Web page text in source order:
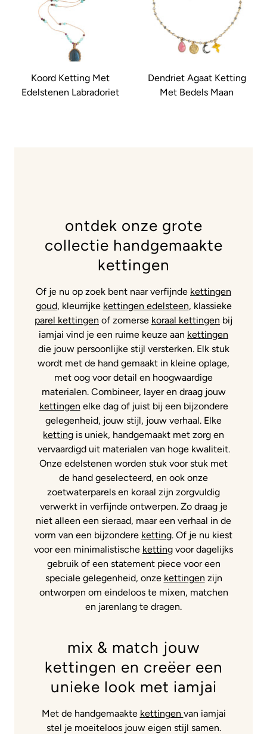
Koord Ketting Met
Edelstenen Labradoriet
Dendriet Agaat Ketting
Met Bedels Maan
ontdek onze grote
collectie handgemaakte
kettingen
Of je nu op zoek bent naar verfijnde kettingen
goud, kleurrijke kettingen edelsteen, klassieke
parel kettingen of zomerse koraal kettingen bij
iamjai vind je een ruime keuze aan kettingen
die jouw persoonlijke stijl versterken. Elk stuk
wordt met de hand gemaakt in kleine oplage,
met oog voor detail en hoogwaardige
materialen. Combineer, layer en draag jouw
kettingen elke dag of juist bij een bijzondere
gelegenheid, jouw stijl, jouw verhaal. Elke
ketting is uniek, handgemaakt met zorg en
vervaardigd uit materialen van hoge kwaliteit.
Onze edelstenen worden stuk voor stuk met
de hand geselecteerd, en ook onze
zoetwaterparels en koraal zijn zorgvuldig
verwerkt in verfijnde ontwerpen. Zo draag je
niet alleen een sieraad, maar een verhaal in de
vorm van een bijzondere ketting. Of je nu kiest
voor een minimalistische ketting voor dagelijks
gebruik of een statement piece voor een
speciale gelegenheid, onze kettingen zijn
ontworpen om eindeloos te mixen, matchen
en jarenlang te dragen.
mix & match jouw
kettingen en creëer een
unieke look met iamjai
Met de handgemaakte kettingen van iamjai
stel je moeiteloos jouw eigen stijl samen.